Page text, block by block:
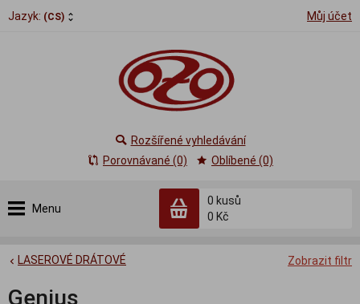
Jazyk: (CS) Můj účet
Menu
0 kusů
0 Kč
Rozšířené vyhledávání
Porovnávané (0)
Oblíbené (0)
Zobrazit filtr
LASEROVÉ DRÁTOVÉ
Genius